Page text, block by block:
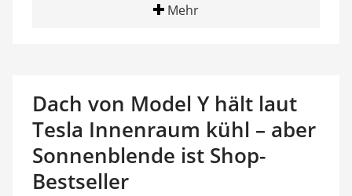
Mehr
Dach von Model Y hält laut
Tesla Innenraum kühl – aber
Sonnenblende ist Shop-
Bestseller